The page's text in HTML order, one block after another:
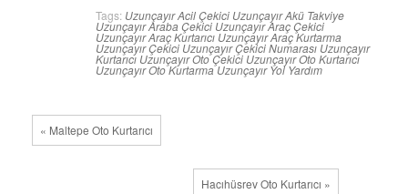
Tags: Uzunçayır Acil Çekici Uzunçayır Akü Takviye
Uzunçayır Araba Çekici Uzunçayır Araç Çekici
Uzunçayır Araç Kurtarıcı Uzunçayır Araç Kurtarma
Uzunçayır Çekici Uzunçayır Çekici Numarası Uzunçayır
Kurtarıcı Uzunçayır Oto Çekici Uzunçayır Oto Kurtarıcı
Uzunçayır Oto Kurtarma Uzunçayır Yol Yardım
« Maltepe Oto Kurtarıcı
Hacıhüsrev Oto Kurtarıcı »